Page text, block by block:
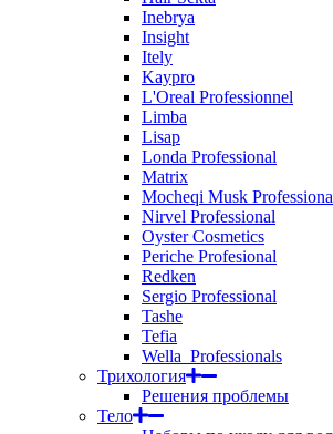
Inebrya
Insight
Itely
Kaypro
L'Oreal Professionnel
Limba
Lisap
Londa Professional
Matrix
Mocheqi Musk
Nirvel Professional
Oyster Cosmetics
Periche Profesional
Redken
Sergio Professional
Tashe
Tefia
Wella_Professionals
Трихология
Решения проблемы
Тело